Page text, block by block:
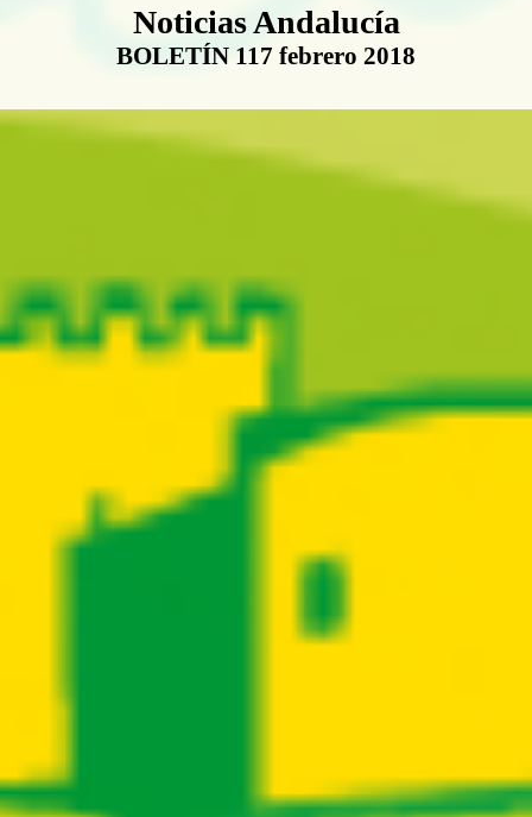
Boletín Noticias Andalucía
Noticias Andalucía
BOLETÍN 117 febrero 2018